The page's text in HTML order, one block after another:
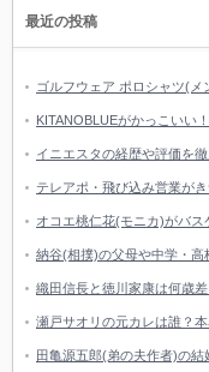
最近の投稿
ゴルフウェア ポロシャツ(メ
KITANOBLUEがかっこいい
イニエスタの経歴や評価を
テレアポ・飛び込み営業が
オコエ桃仁花(モニカ)がバス
納谷(相撲)の父母や中学・高
織田信長と徳川家康は何歳差
瀬戸サオリの元カレは誰？
田亀源五郎(弟の夫作者)の結